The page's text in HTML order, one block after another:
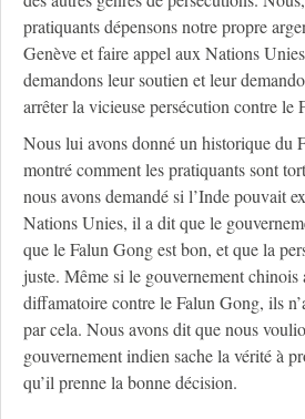
pratiquants dépensons notre propre
Genève et faire appel aux Nations
demandons leur soutien et leur
arrêter la vicieuse persécution contre le
Nous lui avons donné un historique du
montré comment les pratiquants sont
nous avons demandé si l’Inde pouvait
Nations Unies, il a dit que le
que le Falun Gong est bon, et que la
juste. Même si le gouvernement chinois
diffamatoire contre le Falun Gong, ils
par cela. Nous avons dit que nous
gouvernement indien sache la vérité à
qu’il prenne la bonne décision.